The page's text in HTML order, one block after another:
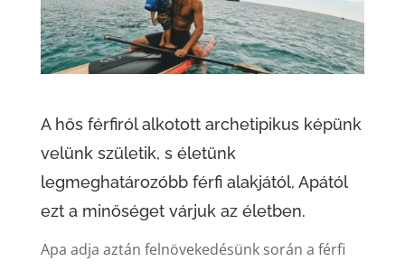
A hős férfiról alkotott archetipikus képünk
velünk születik, s életünk
legmeghatározóbb férfi alakjától, Apától
ezt a minőséget várjuk az életben.
Apa adja aztán felnövekedésünk során a férfi